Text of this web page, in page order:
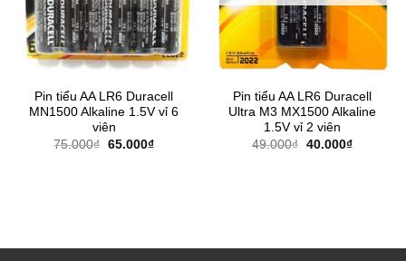
Pin tiểu AA LR6 Duracell
MN1500 Alkaline 1.5V vỉ 6
viên
75.000₫ Giá
65.000₫Giá
Pin tiểu AA LR6 Duracell
Ultra M3 MX1500 Alkaline
1.5V vỉ 2 viên
49.000₫ Giá
40.000₫Giá